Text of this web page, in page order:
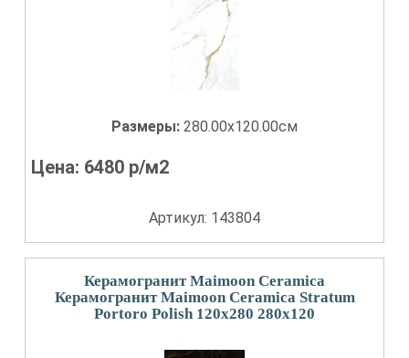
Размеры: 280.00x120.00см
Цена: 6480 р/м2
Артикул: 143804
Керамогранит Maimoon Ceramica
Керамогранит Maimoon Ceramica Stratum
Portoro Polish 120x280 280x120